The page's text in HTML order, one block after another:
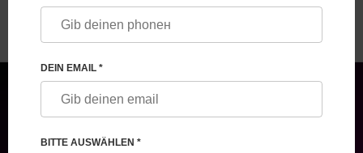
DEIN EMAIL *
BITTE AUSWÄHLEN *